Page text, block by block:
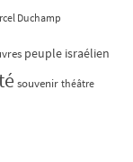
Duchamp
peuple israélien
souvenir théâtre